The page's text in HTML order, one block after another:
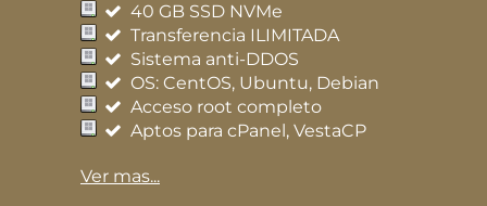
40 GB SSD NVMe
Transferencia ILIMITADA
Sistema anti-DDOS
OS: CentOS, Ubuntu, Debian
Acceso root completo
Aptos para cPanel, VestaCP
Ver mas...